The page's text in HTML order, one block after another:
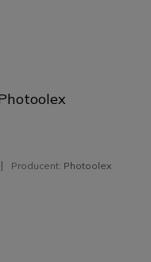
Producent: Photoolex